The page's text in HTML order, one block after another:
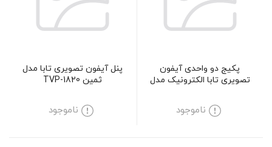
پکیج دو واحدی آیفون
تصویری تابا الکترونیک مدل
ناموجود
پنل آیفون تصویری تابا مدل
ثمین TVP-1820
ناموجود